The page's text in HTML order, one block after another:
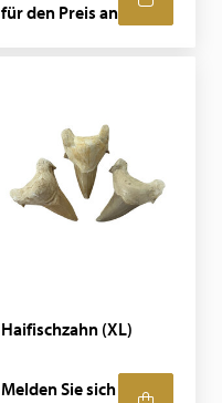
für den Preis an
Haifischzahn (XL)
Melden Sie sich